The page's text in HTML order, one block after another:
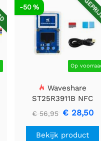
Op
-50 %
Waveshare
ST25R3911B NFC
Evaluatiekit, NFC-lezer
+ TF-kaart + USB-kabel
€ 56,95 € 28,50
Bekijk product